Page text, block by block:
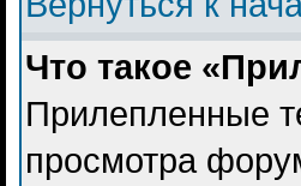
Что такое
Прилепленные
просмотра